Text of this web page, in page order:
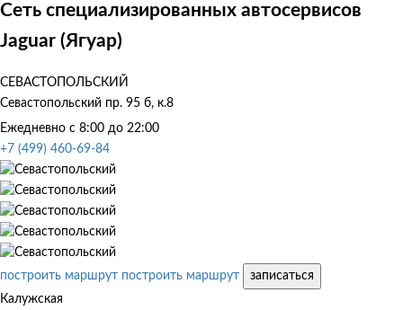
Сеть специализированных автосервисов
Jaguar (Ягуар)
СЕВАСТОПОЛЬСКИЙ
Севастопольский пр. 95 б, к.8
Ежедневно с 8:00 до 22:00
+7 (499) 460-69-84
построить маршрут построить маршрут
записаться
Калужская